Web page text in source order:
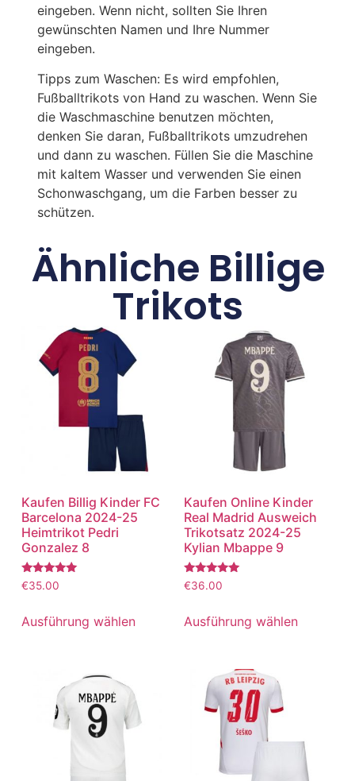
eingeben. Wenn nicht, sollten Sie Ihren
gewünschten Namen und Ihre Nummer
eingeben.
Tipps zum Waschen: Es wird empfohlen,
Fußballtrikots von Hand zu waschen. Wenn Sie
die Waschmaschine benutzen möchten,
denken Sie daran, Fußballtrikots umzudrehen
und dann zu waschen. Füllen Sie die Maschine
mit kaltem Wasser und verwenden Sie einen
Schonwaschgang, um die Farben besser zu
schützen.
Ähnliche Billige
Trikots
Kaufen Billig Kinder FC
Barcelona 2024-25
Heimtrikot Pedri
Gonzalez 8
Bewertet
mit
von 5
€35.00
Ausführung wählen
Kaufen Online Kinder
Real Madrid Ausweich
Trikotsatz 2024-25
Kylian Mbappe 9
Bewertet
mit
von 5
€36.00
Ausführung wählen